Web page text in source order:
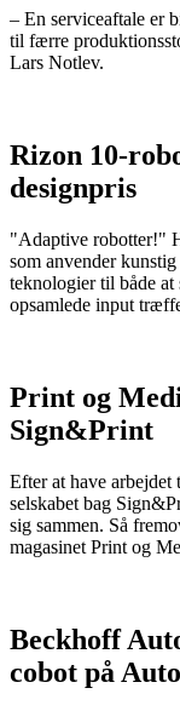
– En serviceaftale er
til færre
Lars Notlev.
Rizon 10-
designpris
"Adaptive robotter!"
som anvender
teknologier til både at
opsamlede input
Print og
Sign&Print
Efter at have
selskabet bag
sig sammen. Så
magasinet Print og
Beckhoff
cobot på